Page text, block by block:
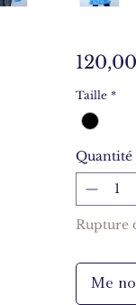
Taille *
Quantité
Rupture
Me